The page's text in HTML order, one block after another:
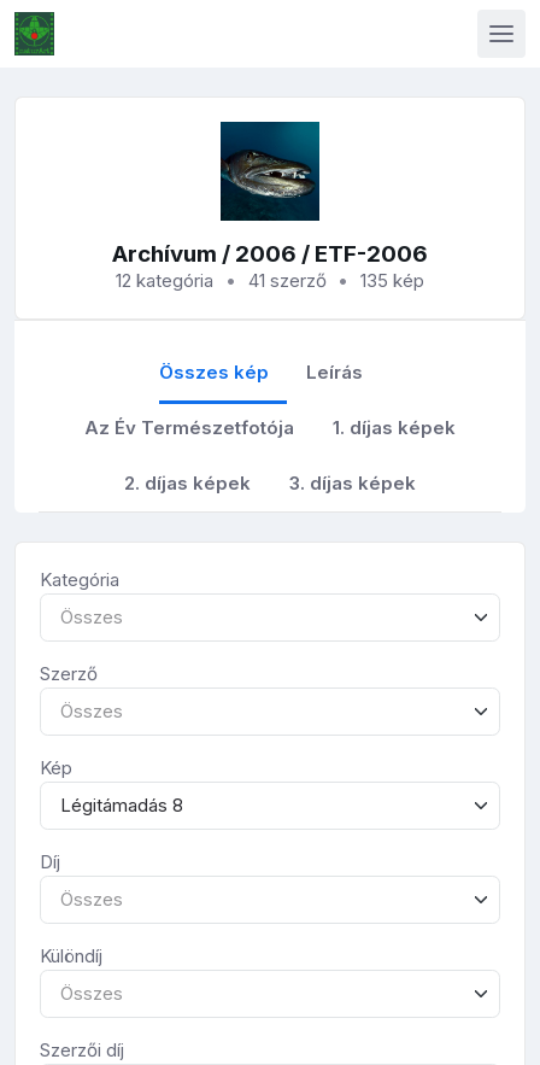
Archívum / 2006 / ETF-2006
12 kategória 41 szerző 135 kép
Összes kép Leírás
Az Év Természetfotója 1. díjas képek
2. díjas képek 3. díjas képek
Kategória
Összes
Szerző
Összes
Kép
Légitámadás 8
Díj
Összes
Különdíj
Összes
Szerzői díj